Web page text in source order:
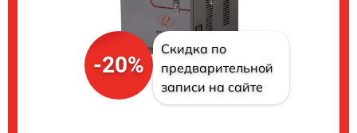
-20%
Скидка по
предварительной
записи на сайте